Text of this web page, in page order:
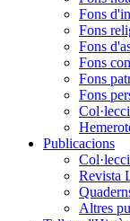
Fons
Fons
Fons
Fons
Fons
Fons
Publicacions
Revista
Altres